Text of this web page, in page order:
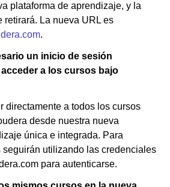
plataforma de aprendizaje, y la
retirará. La nueva URL es
.
un inicio de sesión
a los cursos bajo
directamente a todos los cursos
desde nuestra nueva
única e integrada. Para
seguirán utilizando las credenciales
para autenticarse.